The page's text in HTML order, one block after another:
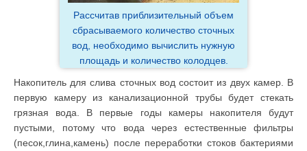
Рассчитав приблизительный объем
сбрасываемого количество сточных
вод, необходимо вычислить нужную
площадь и количество колодцев.
Накопитель для слива сточных вод состоит из двух камер. В
первую камеру из канализационной трубы будет стекать
грязная вода. В первые годы камеры накопителя будут
пустыми, потому что вода через естественные фильтры
(песок,глина,камень) после переработки стоков бактериями